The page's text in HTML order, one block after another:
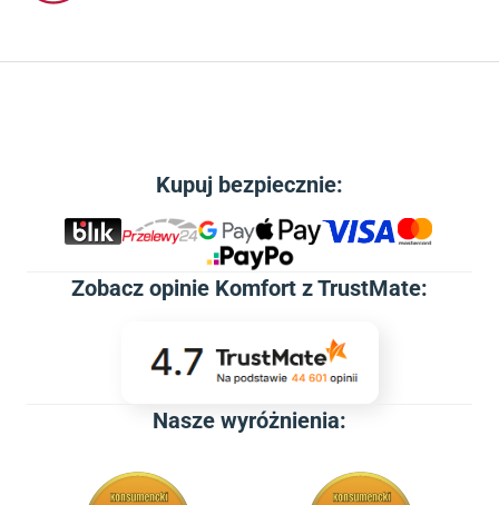
Kupuj bezpiecznie:
Zobacz opinie Komfort z TrustMate:
Nasze wyróżnienia: